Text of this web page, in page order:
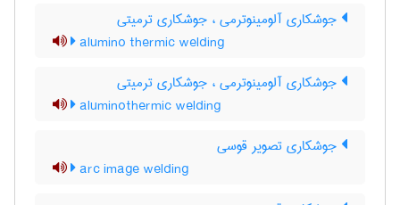
جوشکاری آلومینوترمی ، جوشکاری ترمیتی
alumino thermic welding
جوشکاری آلومینوترمی ، جوشکاری ترمیتی
aluminothermic welding
جوشکاری تصویر قوسی
arc image welding